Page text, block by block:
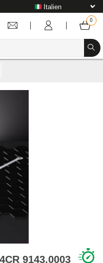
4CR 9143.0003